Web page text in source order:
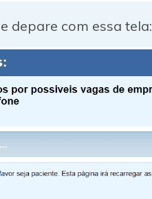
depare com essa tela: